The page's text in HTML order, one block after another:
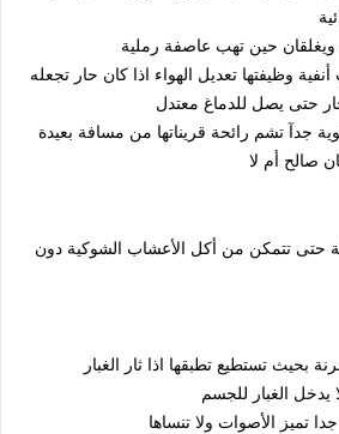
حين تهب عاصفة رملية
وظيفتها تعديل الهواء اذا كان حار تجعله
حتى يصل للدماغ معتدل
جدآ تشم رائحة قريناتها من مسافة بعيدة
صالح أم لا
حتى تتمكن من أكل الأعشاب الشوكية دون
بحيث تستطيع تطبقها اذا ثار الغبار
الغبار للجسم
تميز الأصوات ولا تنساها